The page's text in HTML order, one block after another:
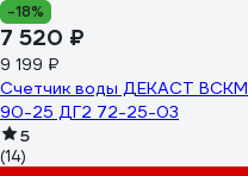
-18%
7 520 ₽
9 199 ₽
Счетчик воды ДЕКАСТ ВСКМ
90-25 ДГ2 72-25-03
5
(14)